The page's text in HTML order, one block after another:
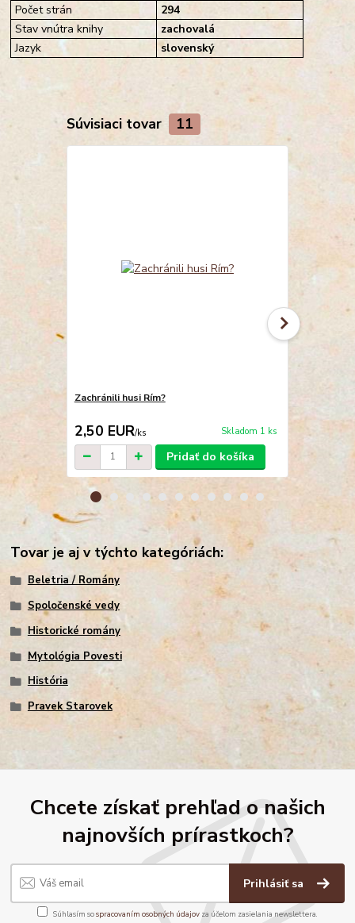
Počet strán
294
Stav vnútra knihy
zachovalá
Jazyk
slovenský
Súvisiaci tovar 11
Zachránili husi Rím?
2,50 EUR/ks Skladom 1 ks
Pridať do košíka
3,80
Tovar je aj v týchto kategóriách:
Beletria / Romány
Spoločenské vedy
Historické romány
Mytológia Povesti
História
Pravek Starovek
Chcete získať prehľad o našich
najnovších prírastkoch?
Prihlásiť sa
Súhlasím sospracovaním osobných údajov za účelom zasielania newslettera.